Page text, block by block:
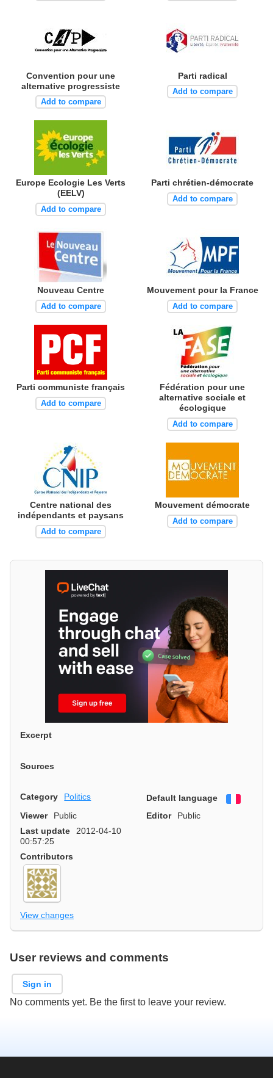
Convention pour une
alternative progressiste
Add to compare
Parti radical
Add to compare
Europe Ecologie Les Verts
(EELV)
Add to compare
Parti chrétien-démocrate
Add to compare
Nouveau Centre
Add to compare
Mouvement pour la France
Add to compare
Parti communiste français
Add to compare
Fédération pour une
alternative sociale et
écologique
Add to compare
Centre national des
indépendants et paysans
Add to compare
Mouvement démocrate
Add to compare
Excerpt
Sources
Category Politics Default language
Viewer
Public Editor
Public
Last update
2012-04-10
00:57:25
Contributors
View changes
User reviews and comments
Sign in
No comments yet. Be the first to leave your review.